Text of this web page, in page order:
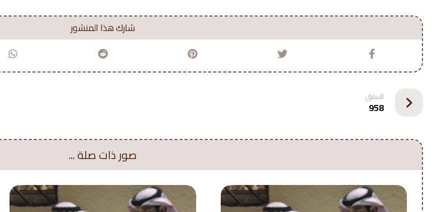
السابق
958
صور ذات صلة ...